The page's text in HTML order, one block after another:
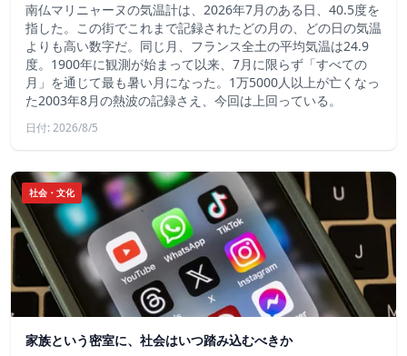
南仏マリニャーヌの気温計は、2026年7月のある日、40.5度を
指した。この街でこれまで記録されたどの月の、どの日の気温
よりも高い数字だ。同じ月、フランス全土の平均気温は24.9
度。1900年に観測が始まって以来、7月に限らず「すべての
月」を通じて最も暑い月になった。1万5000人以上が亡くなっ
た2003年8月の熱波の記録さえ、今回は上回っている。
日付: 2026/8/5
社会・文化
家族という密室に、社会はいつ踏み込むべきか